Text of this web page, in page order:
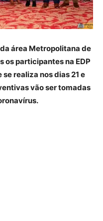
área Metropolitana de
os participantes na EDP
realiza nos dias 21 e
vão ser tomadas